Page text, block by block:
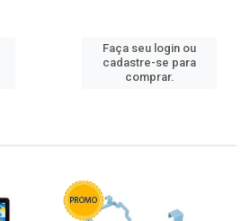
Faça seu login ou
cadastre-se para
comprar.